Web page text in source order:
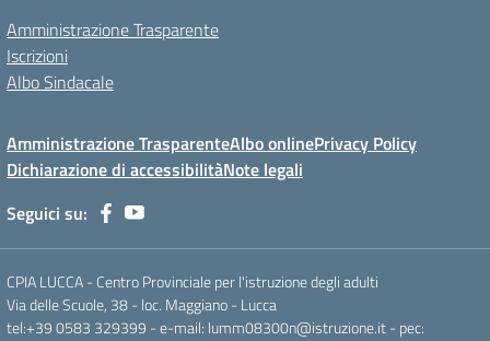
Amministrazione Trasparente
Iscrizioni
Albo Sindacale
Amministrazione TrasparenteAlbo onlinePrivacy Policy
Dichiarazione di accessibilitàNote legali
Seguici su:
CPIA LUCCA - Centro Provinciale per l'istruzione degli adulti
Via delle Scuole, 38 - loc. Maggiano - Lucca
tel:+39 0583 329399 - e-mail: lumm08300n@istruzione.it - pec: